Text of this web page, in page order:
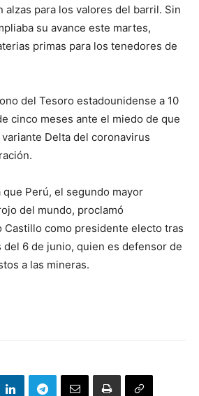
alzas para los valores del barril. Sin
su avance este martes,
primas para los tenedores de
del Tesoro estadounidense a 10
cinco meses ante el miedo de que
Delta del coronavirus
Perú, el segundo mayor
del mundo, proclamó
Castillo como presidente electo tras
del 6 de junio, quien es defensor de
a las mineras.